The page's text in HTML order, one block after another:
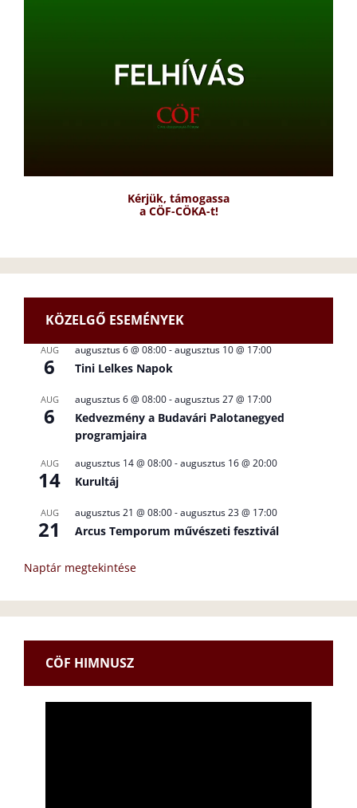
Kérjük, támogassa
a CÖF-CÖKA-t!
KÖZELGŐ ESEMÉNYEK
AUG
6
augusztus 6 @ 08:00-augusztus 10 @ 17:00
Tini Lelkes Napok
AUG
6
augusztus 6 @ 08:00-augusztus 27 @ 17:00
Kedvezmény a Budavári Palotanegyed
programjaira
AUG
14
augusztus 14 @ 08:00-augusztus 16 @ 20:00
Kurultáj
AUG
21
augusztus 21 @ 08:00-augusztus 23 @ 17:00
Arcus Temporum művészeti fesztivál
Naptár megtekintése
CÖF HIMNUSZ